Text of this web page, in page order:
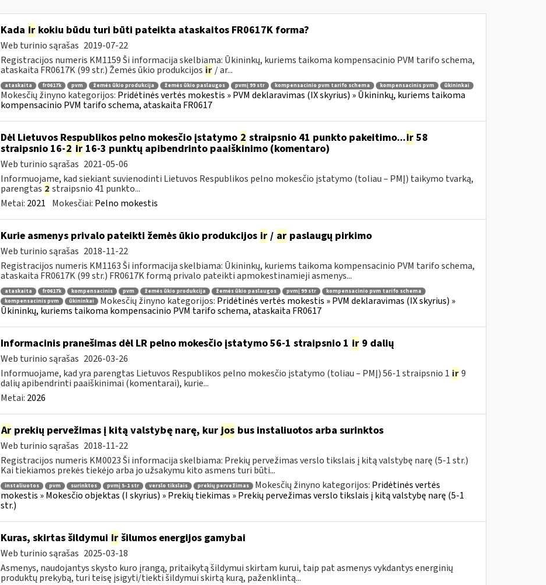
Kada irkokiu būdu turi būti pateikta ataskaitos FR0617K forma?
Web turinio sąrašas 2019-07-22
Registracijos numeris KM1159 Ši informacija skelbiama: Ūkininkų, kuriems taikoma kompensacinio PVM tarifo schema,
ataskaita FR0617K (99 str.) Žemės ūkio produkcijos ir / ar...
ataskaita fr0617k pvm žemės ūkio produkcija žemės ūkio paslaugos pvmį 99 str kompensacinio pvm tarifo schema kompensacinis pvm ūkininkai
Mokesčių žinyno kategorijos: Pridėtinės vertės mokestis » PVM deklaravimas (IX skyrius) » Ūkininkų, kuriems taikoma
kompensacinio PVM tarifo schema, ataskaita FR0617
Dėl Lietuvos Respublikos pelno mokesčio įstatymo 2 straipsnio 41 punkto pakeitimo...ir58
straipsnio 16-2 ir16-3 punktų apibendrinto paaiškinimo (komentaro)
Web turinio sąrašas 2021-05-06
Informuojame, kad siekiant suvienodinti Lietuvos Respublikos pelno mokesčio įstatymo (toliau – PMĮ) taikymo tvarką,
parengtas 2 straipsnio 41 punkto...
Metai: 2021 Mokesčiai: Pelno mokestis
Kurie asmenys privalo pateikti žemės ūkio produkcijos ir/ arpaslaugų pirkimo
Web turinio sąrašas 2018-11-22
Registracijos numeris KM1163 Ši informacija skelbiama: Ūkininkų, kuriems taikoma kompensacinio PVM tarifo schema,
ataskaita FR0617K (99 str.) FR0617K formą privalo pateikti apmokestinamieji asmenys...
ataskaita fr0617k kompensacinis pvm žemės ūkio produkcija žemės ūkio paslaugos pvmį 99 str
kompensacinio pvm tarifo schema
kompensacinis pvm
ūkininkai Mokesčių žinyno kategorijos: Pridėtinės vertės mokestis » PVM deklaravimas (IX skyrius) »
Ūkininkų, kuriems taikoma kompensacinio PVM tarifo schema, ataskaita FR0617
Informacinis pranešimas dėl LR pelno mokesčio įstatymo 56-1 straipsnio 1 ir9 dalių
Web turinio sąrašas 2026-03-26
Informuojame, kad yra parengtas Lietuvos Respublikos pelno mokesčio įstatymo (toliau – PMĮ) 56-1 straipsnio 1 ir 9
dalių apibendrinti paaiškinimai (komentarai), kurie...
Metai: 2026
Arprekių pervežimas į kitą valstybę narę, kurjos bus instaliuotos arba surinktos
Web turinio sąrašas 2018-11-22
Registracijos numeris KM0023 Ši informacija skelbiama: Prekių pervežimas verslo tikslais į kitą valstybę narę (5-1 str.)
Kai tiekiamos prekės tiekėjo arba jo užsakymu kito asmens turi būti...
instaliuotos pvm surinktos pvmį 5-1 str verslo tikslais prekių pervežimas Mokesčių žinyno kategorijos: Pridėtinės vertės
mokestis » Mokesčio objektas (I skyrius) » Prekių tiekimas » Prekių pervežimas verslo tikslais į kitą valstybę narę (5-1
str.)
Kuras, skirtas šildymui iršilumos energijos gamybai
Web turinio sąrašas 2025-03-18
Asmenys, naudojantys skysto kuro įrangą, pritaikytą šildymui skirtam kurui, taip pat asmenys vykdantys energinių
produktų prekybą, turi teisę įsigyti/tiekti šildymui skirtą kurą, paženklintą...